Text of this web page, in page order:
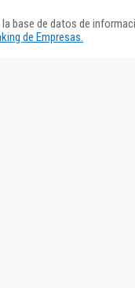
base de datos de
de Empresas.